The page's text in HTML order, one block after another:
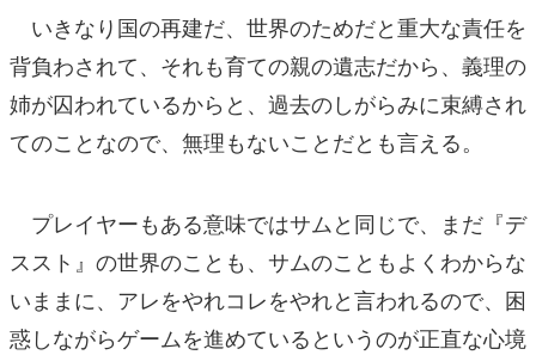
いきなり国の再建だ、世界のためだと重大な責任を
背負わされて、それも育ての親の遺志だから、義理の
姉が囚われているからと、過去のしがらみに束縛され
てのことなので、無理もないことだとも言える。
プレイヤーもある意味ではサムと同じで、まだ『デ
ススト』の世界のことも、サムのこともよくわからな
いままに、アレをやれコレをやれと言われるので、困
惑しながらゲームを進めているというのが正直な心境